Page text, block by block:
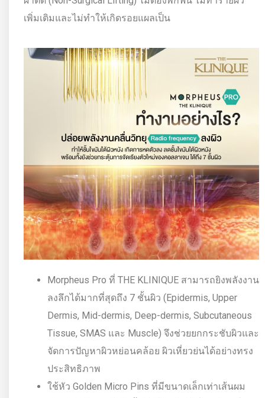
เพิ่มเติมและไม่ทำให้เกิดรอยแผลเป็น
Morpheus Pro ที่ THE KLINIQUE สามารถยิงพลังงาน
ลงลึกได้มากที่สุดถึง 7 ชั้นผิว (Epidermis, Upper
Dermis, Mid-dermis, Deep-dermis, Subcutaneous
Tissue, SMAS และ Muscle) จึงช่วยยกกระชับผิวและ
จัดการปัญหาผิวหย่อนคล้อย ผิวเหี่ยวย่นได้อย่างทรง
ประสิทธิภาพ
ใช้หัว Golden Micro Pins ที่มีขนาดเล็กเท่าเส้นผม